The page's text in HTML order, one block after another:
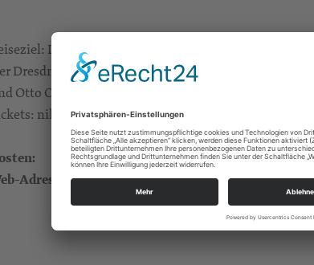
Dänemark & Schweden
Dresdner Organist Samuel Kummer lässt uns
Otto Olsson. Seien Sie gespannt!
nikolaikirche.de/tickets
14/8,50€
Adresse: http://